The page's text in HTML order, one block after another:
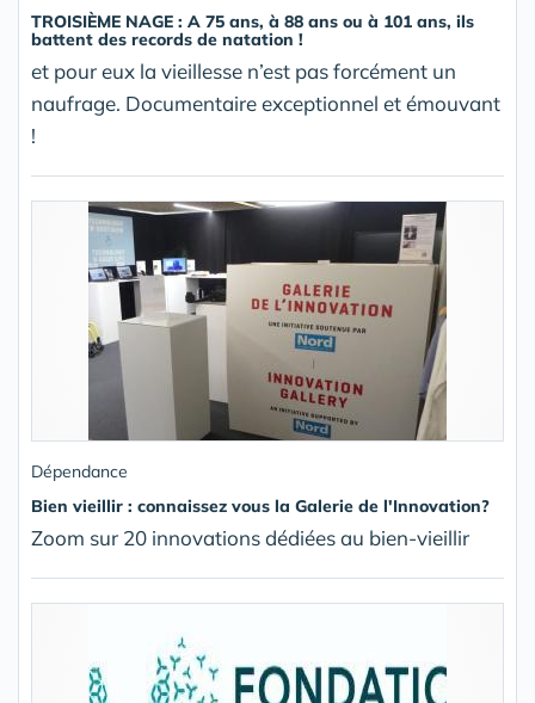
TROISIÈME NAGE : A 75 ans, à 88 ans ou à 101 ans, ils
battent des records de natation !
et pour eux la vieillesse n’est pas forcément un
naufrage. Documentaire exceptionnel et émouvant
!
Dépendance
Bien vieillir : connaissez vous la Galerie de l'Innovation?
Zoom sur 20 innovations dédiées au bien-vieillir